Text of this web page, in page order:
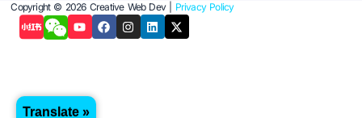
Copyright © 2026 Creative Web Dev | Privacy Policy
Y
o
u
e
F
a
c
I
n
s
L
i
n
X
-
t
Translate »